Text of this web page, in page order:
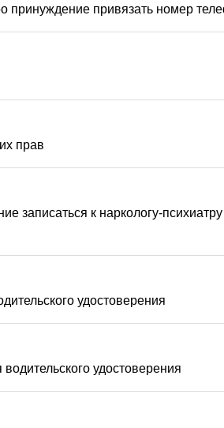
принуждение привязать номер
прав
записаться к наркологу-
удостоверения
удостоверения